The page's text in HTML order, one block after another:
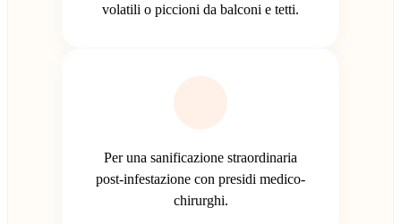
volatili o piccioni da balconi e tetti.
Per una sanificazione straordinaria
post-infestazione con presidi medico-
chirurghi.